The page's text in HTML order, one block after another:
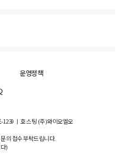
운영정책
ㅣ 호스팅 (주)와이오엘오
의 접수 부탁드립니다.
)